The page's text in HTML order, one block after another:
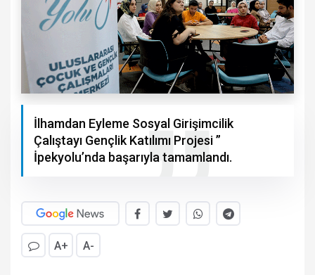
İlhamdan Eyleme Sosyal Girişimcilik
Çalıştayı Gençlik Katılımı Projesi ”
İpekyolu’nda başarıyla tamamlandı.
A+ A-